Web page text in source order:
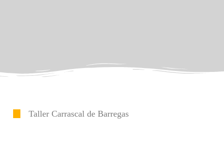
Taller Carrascal de Barregas